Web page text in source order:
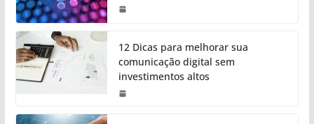
12 Dicas para melhorar sua
comunicação digital sem
investimentos altos